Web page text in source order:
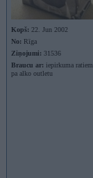
Kopš: 22. Jun 2002
No: Rīga
Ziņojumi: 31536
Braucu ar: iepirkuma ratiem
pa alko outletu